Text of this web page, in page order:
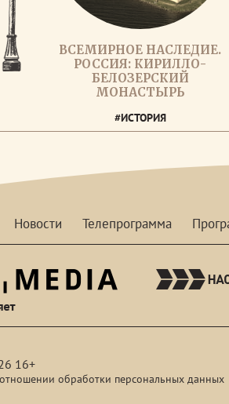
ВСЕМИРНОЕ НАСЛЕДИЕ.
РОССИЯ: КИРИЛЛО-
БЕЛОЗЕРСКИЙ
МОНАСТЫРЬ
#ИСТОРИЯ
Новости Телепрограмма
16+
обработки персональных данных